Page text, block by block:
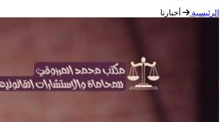
الرئيسية أخبارنا